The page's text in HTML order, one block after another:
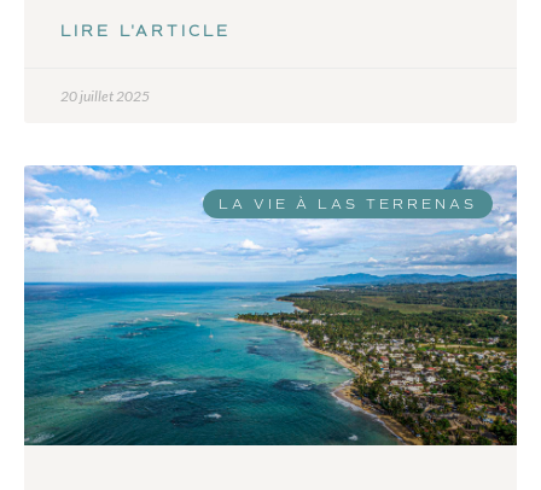
LIRE L'ARTICLE
20 juillet 2025
LA VIE À LAS TERRENAS